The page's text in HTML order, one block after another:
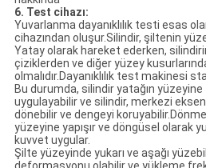
6. Test cihazı:
Yuvarlanma dayanıklılık testi esas
cihazından oluşur.Silindir, şiltenin
Yatay olarak hareket ederken,
çiziklerden ve diğer yüzey
olmalıdır.Dayanıklılık test makinesi
Bu durumda, silindir yatağın
uygulayabilir ve silindir, merkezi
dönebilir ve dengeyi
yüzeyine yapışır ve döngüsel olarak
kuvvet uygular.
Şilte yüzeyinde yukarı ve aşağı